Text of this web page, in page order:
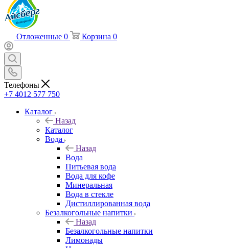
Отложенные 0 Корзина 0
Телефоны
+7 4012 577 750
Каталог
Назад
Каталог
Вода
Назад
Вода
Питьевая вода
Вода для кофе
Минеральная
Вода в стекле
Дистиллированная вода
Безалкогольные напитки
Назад
Безалкогольные напитки
Лимонады